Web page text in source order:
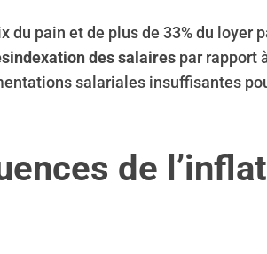
du pain et de plus de 33% du loyer
des salaires par rapport
salariales insuffisantes
de